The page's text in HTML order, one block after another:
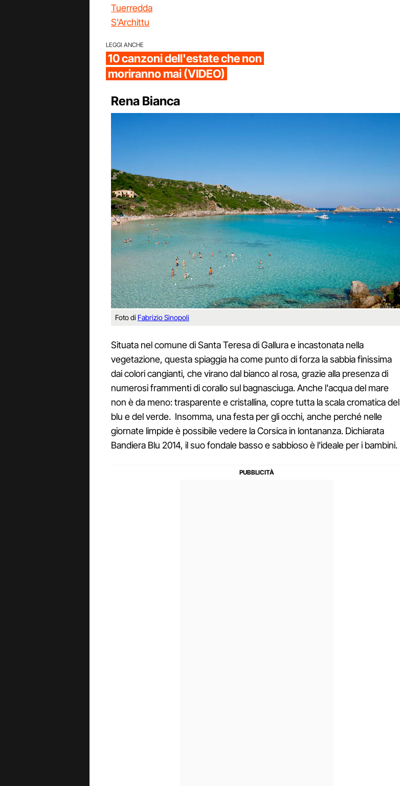
Tuerredda
S'Archittu
LEGGI ANCHE
10 canzoni dell'estate che non
moriranno mai (VIDEO)
Rena Bianca
Foto di Fabrizio Sinopoli
Situata nel comune di Santa Teresa di Gallura e incastonata nella
vegetazione, questa spiaggia ha come punto di forza la sabbia finissima
dai colori cangianti, che virano dal bianco al rosa, grazie alla presenza di
numerosi frammenti di corallo sul bagnasciuga. Anche l'acqua del mare
non è da meno: trasparente e cristallina, copre tutta la scala cromatica del
blu e del verde. Insomma, una festa per gli occhi, anche perché nelle
giornate limpide è possibile vedere la Corsica in lontananza. Dichiarata
Bandiera Blu 2014, il suo fondale basso e sabbioso è l'ideale per i bambini.